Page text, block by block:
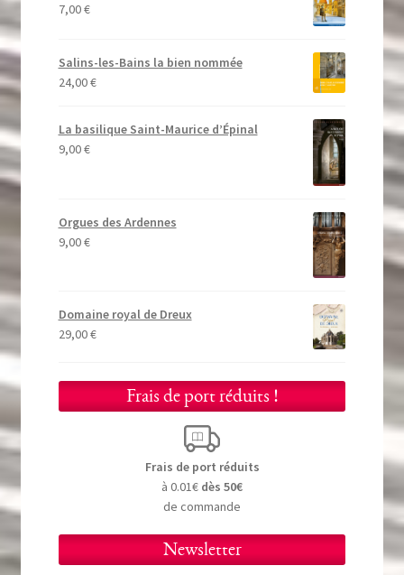
7,00€
Salins-les-Bains la bien nommée
24,00€
La basilique Saint-Maurice d’Épinal
9,00€
Orgues des Ardennes
9,00€
Domaine royal de Dreux
29,00€
Frais de port réduits !
Frais de port réduits
à 0.01€ dès 50€
de commande
Newsletter